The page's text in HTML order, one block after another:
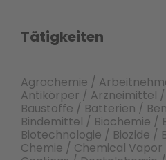
Tätigkeiten
Agrochemie /
Antikörper / Arzneimittel
Baustoffe / Batterien /
Bindemittel / Biochemie /
Biotechnologie / Biozide /
Chemie / Chemical